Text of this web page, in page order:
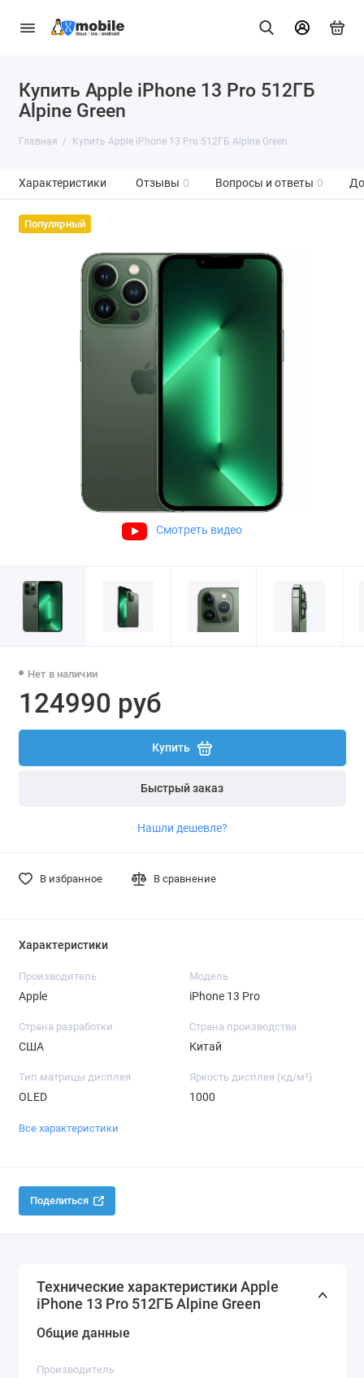
Купить Apple iPhone 13 Pro 512ГБ
Alpine Green
Главная Купить Apple iPhone 13 Pro 512ГБ Alpine Green
Характеристики Отзывы 0 Вопросы и ответы 0
Популярный
Смотреть видео
Нет в наличии
124990 руб
Купить
Быстрый заказ
Нашли дешевле?
В избранное В сравнение
Характеристики
Производитель
Apple
Модель
iPhone 13 Pro
Страна разработки
США
Страна производства
Китай
Тип матрицы дисплея
OLED
Яркость дисплея (кд/ м²)
1000
Все характеристики
Поделиться
Технические характеристики Apple
iPhone 13 Pro 512ГБ Alpine Green
Общие данные
Производитель